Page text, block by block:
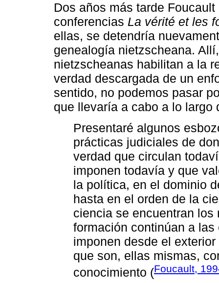
Dos años más tarde
conferencias La vérité et les
ellas, se detendría
genealogía nietzscheana.
nietzscheanas habilitan a la
verdad descargada de un
sentido, no podemos pasar
que llevaría a cabo a lo
Presentaré algunos
prácticas judiciales de
verdad que circulan
imponen todavía y que
la política, en el dominio
hasta en el orden de la
ciencia se encuentran
formación continúan a
imponen desde el
que son, ellas mismas,
conocimiento (Foucault,